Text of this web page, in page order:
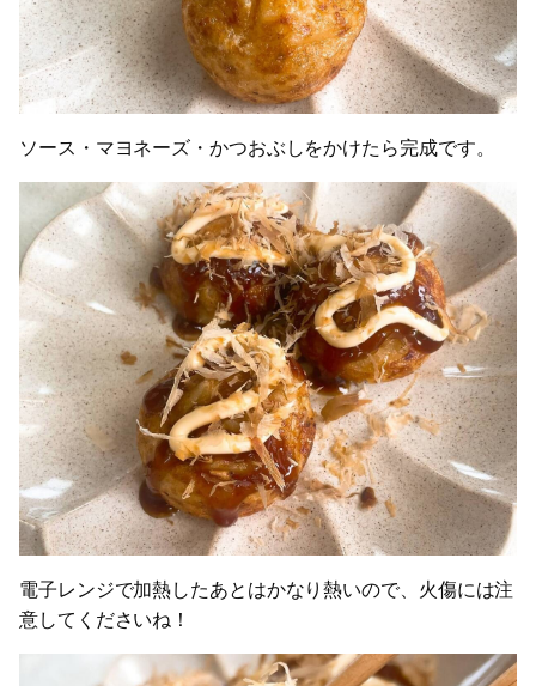
ソース・マヨネーズ・かつおぶしをかけたら完成です。
電子レンジで加熱したあとはかなり熱いので、火傷には注
意してくださいね！